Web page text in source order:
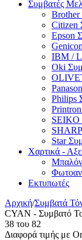
Συμβατές
Brother
Citizen
Epson
IBM /
Oki
Philips
SEIKO
SHARP
Star
Χαρτικά -
Εκτυπωτές
Αρχική/Συμβατά
CYAN - Συμβατό
38 του 82
Διαφορά τιμής με